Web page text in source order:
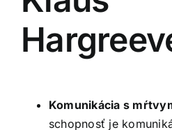
Komunikácia s
schopnosť je